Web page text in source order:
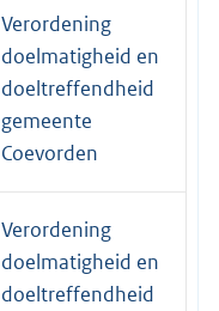
Verordening
doelmatigheid en
doeltreffendheid
gemeente
Coevorden
Verordening
doelmatigheid en
doeltreffendheid